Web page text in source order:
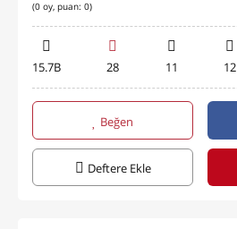
(0 oy, puan: 0)
15.7B 28 11 12
Beğen
Deftere Ekle